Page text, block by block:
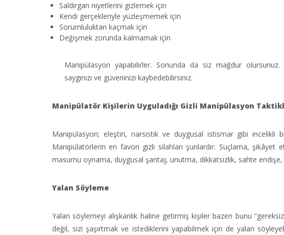
Saldırgan niyetlerini gizlemek için
Kendi gerçekleriyle yüzleşmemek için
Sorumluluktan kaçmak için
Değişmek zorunda kalmamak için
Manipülasyon yapabilirler. Sonunda da siz mağdur olursunuz.
saygınızı ve güveninizi kaybedebilirsiniz.
Manipülatör Kişilerin Uyguladığı Gizli Manipülasyon
Manipülasyon; eleştiri, narsistik ve duygusal istismar gibi incelikli
Manipülatörlerin en favori gizli silahları şunlardır: Suçlama,
masumu oynama, duygusal şantaj, unutma, dikkatsizlik, sahte
Yalan Söyleme
Yalan söylemeyi alışkanlık haline getirmiş kişiler bazen bunu
değil, sizi şaşırtmak ve istediklerini yapabilmek için de yalan